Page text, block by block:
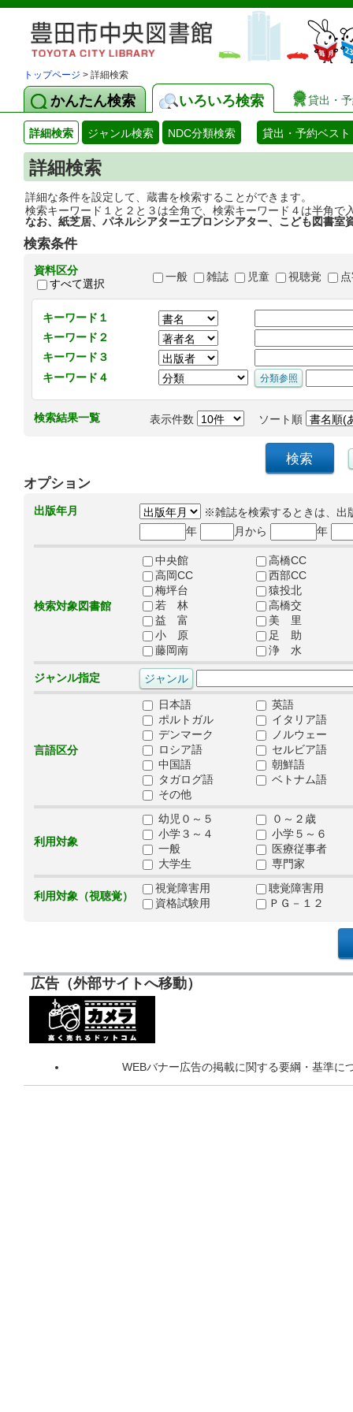
トップページ > 詳細検索
かんたん検索 いろいろ検索 貸出・
詳細検索 ジャンル検索 NDC分類検索 貸出・予約ベスト
詳細検索
詳細な条件を設定して、蔵書を検索することができます。
検索キーワード１と２と３は全角で、検索キーワード４は半角で
なお、紙芝居、パネルシアターエプロンシアター、こども図書室
検索条件
資料区分
すべて選択
一般 雑誌 児童 視聴覚
キーワード１
キーワード２
キーワード３
キーワード４
検索結果一覧 表示件数 ソート順
オプション
出版年月
※雑誌を検索するときは、出
年
月から 年
検索対象図書館
中央館
高橋CC
高岡CC
西部CC
梅坪台
猿投北
若 林
高橋交
益 富
美 里
小 原
足 助
藤岡南
浄 水
ジャンル指定
言語区分
日本語
英語
ポルトガル
イタリア語
デンマーク
ノルウェー
ロシア語
セルビア語
中国語
朝鮮語
タガログ語
ベトナム語
その他
利用対象
幼児０～５
０～２歳
小学３～４
小学５～６
一般
医療従事者
大学生
専門家
利用対象（視聴覚）
視覚障害用
聴覚障害用
資格試験用
ＰＧ－１２
広告（外部サイトへ移動）
WEBバナー広告の掲載に関する要綱・基準に